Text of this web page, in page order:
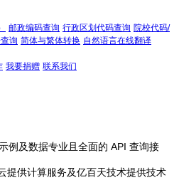
邮政编码查询 行政区划代码查询 院校代码/
询 简体与繁体转换 自然语言在线翻译
我要捐赠 联系我们
例及数据专业且全面的 API 查询接
提供计算服务及亿百天技术提供技术